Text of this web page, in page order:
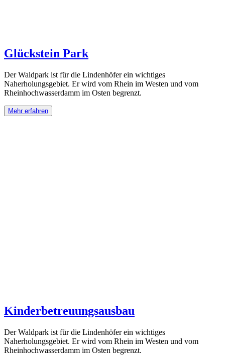
Glückstein Park
Der Waldpark ist für die Lindenhöfer ein wichtiges
Naherholungsgebiet. Er wird vom Rhein im Westen und vom
Rheinhochwasserdamm im Osten begrenzt.
Mehr erfahren
Kinderbetreuungsausbau
Der Waldpark ist für die Lindenhöfer ein wichtiges
Naherholungsgebiet. Er wird vom Rhein im Westen und vom
Rheinhochwasserdamm im Osten begrenzt.